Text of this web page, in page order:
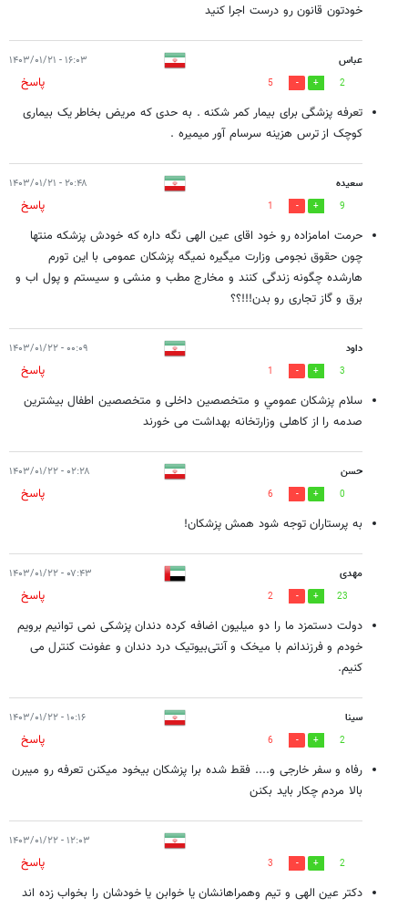
خودتون قانون رو درست اجرا کنید‌
عباس ۱۶:۰۳ - ۱۴۰۳/۰۱/۲۱
2
5
پاسخ
تعرفه پزشگی برای بیمار کمر شکنه . به حدی که مریض بخاطر یک بیماری
کوچک از ترس هزینه سرسام آور میمیره .
سعیده ۲۰:۴۸ - ۱۴۰۳/۰۱/۲۱
9
1
پاسخ
حرمت امامزاده رو خود اقای عین الهی نگه داره که خودش پزشکه منتها
چون حقوق نجومی وزارت میگیره نمیگه پزشکان عمومی با این تورم
هارشده چگونه زندگی کنند و مخارج مطب و منشی و سیستم و پول اب و
برق و گاز تجاری رو بدن!!!؟؟
داود ۰۰:۰۹ - ۱۴۰۳/۰۱/۲۲
3
1
پاسخ
سلام پزشکان عمومي و متخصصین داخلی و متخصصین اطفال بیشترین
صدمه را از کاهلی وزارتخانه بهداشت می خورند
حسن ۰۲:۲۸ - ۱۴۰۳/۰۱/۲۲
0
6
پاسخ
به پرستاران توجه شود همش پزشکان!
مهدی ۰۷:۴۳ - ۱۴۰۳/۰۱/۲۲
23
2
پاسخ
دولت دستمزد ما را دو میلیون اضافه کرده دندان پزشکی نمی توانیم برویم
خودم و فرزندانم با میخک و آنتی‌بیوتیک درد دندان و عفونت کنترل می
کنیم.
سینا ۱۰:۱۶ - ۱۴۰۳/۰۱/۲۲
2
6
پاسخ
رفاه و سفر خارجی و.... فقط شده برا پزشکان بیخود میکنن تعرفه رو میبرن
بالا مردم چکار باید بکنن
۱۲:۰۳ - ۱۴۰۳/۰۱/۲۲
2
3
پاسخ
دکتر عین الهی و تیم وهمراهانشان یا خوابن یا خودشان را بخواب زده اند